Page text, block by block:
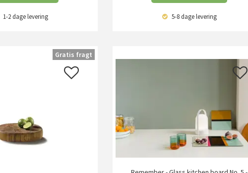
1-2 dagelevering 5-8 dagelevering
Gratis fragt